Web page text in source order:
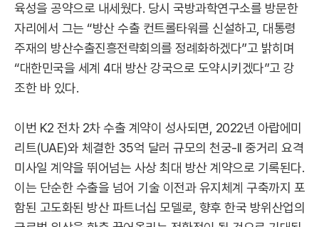
육성을 공약으로 내세웠다. 당시 국방과학연구소를 방문한
자리에서 그는 “방산 수출 컨트롤타워를 신설하고, 대통령
주재의 방산수출진흥전략회의를 정례화하겠다”고 밝히며
“대한민국을 세계 4대 방산 강국으로 도약시키겠다”고 강
조한 바 있다.
이번 K2 전차 2차 수출 계약이 성사되면, 2022년 아랍에미
리트(UAE)와 체결한 35억 달러 규모의 천궁-II 중거리 요격
미사일 계약을 뛰어넘는 사상 최대 방산 계약으로 기록된다.
이는 단순한 수출을 넘어 기술 이전과 유지체계 구축까지 포
함된 고도화된 방산 파트너십 모델로, 향후 한국 방위산업의